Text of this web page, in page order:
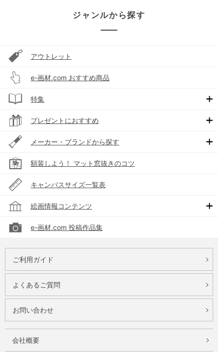
ジャンルから探す
アウトレット
e-画材.com おすすめ商品
特集
プレゼントにおすすめ
メーカー・ブランドから探す
額装しよう！ マット窓抜きのコツ
キャンバスサイズ一覧表
絵画情報コンテンツ
e-画材.com 投稿作品集
ご利用ガイド
よくあるご質問
お問い合わせ
会社概要